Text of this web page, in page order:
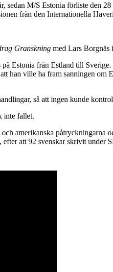
sedan M/S Estonia förliste den
från den Internationella
Granskning med Lars Borgnäs
Estonia från Estland till
han ville ha fram sanningen om
så att ingen kunde
inte fallet.
amerikanska
att 92 svenskar skrivit under